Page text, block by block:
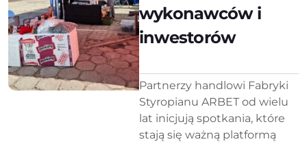
wykonawców i
inwestorów
Partnerzy handlowi Fabryki
Styropianu ARBET od wielu
lat inicjują spotkania, które
stają się ważną platformą